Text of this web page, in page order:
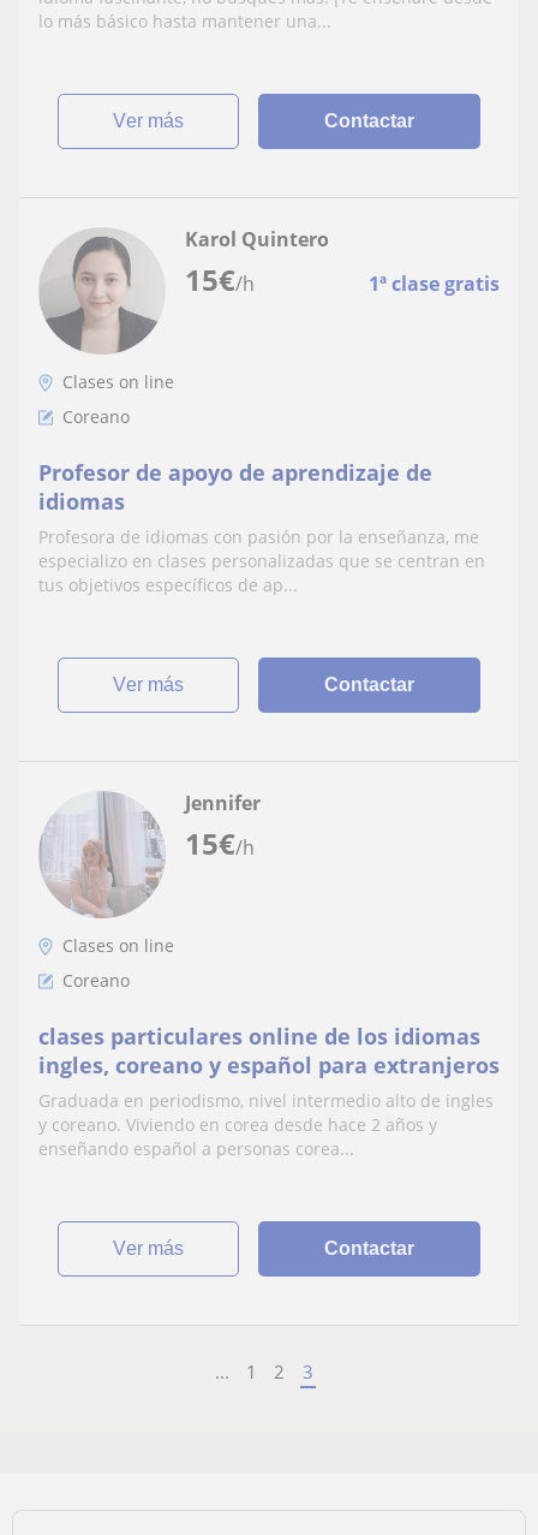
lo más básico hasta mantener una...
ver más Contactar
15€/h 1ª clase gratis
Karol Quintero
Clases on line
Coreano
Profesor de apoyo de aprendizaje de
idiomas
Profesora de idiomas con pasión por la enseñanza, me
especializo en clases personalizadas que se centran en
tus objetivos específicos de ap...
ver más Contactar
15€/h
Jennifer
Clases on line
Coreano
clases particulares online de los idiomas
ingles, coreano y español para extranjeros
Graduada en periodismo, nivel intermedio alto de ingles
y coreano. Viviendo en corea desde hace 2 años y
enseñando español a personas corea...
ver más Contactar
... 1 2 3